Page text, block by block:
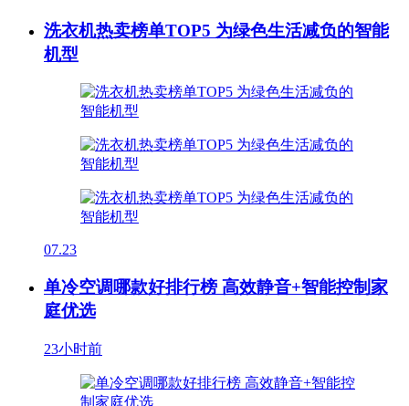
洗衣机热卖榜单TOP5 为绿色生活减负的智能
机型
07.23
单冷空调哪款好排行榜 高效静音+智能控制家
庭优选
23小时前